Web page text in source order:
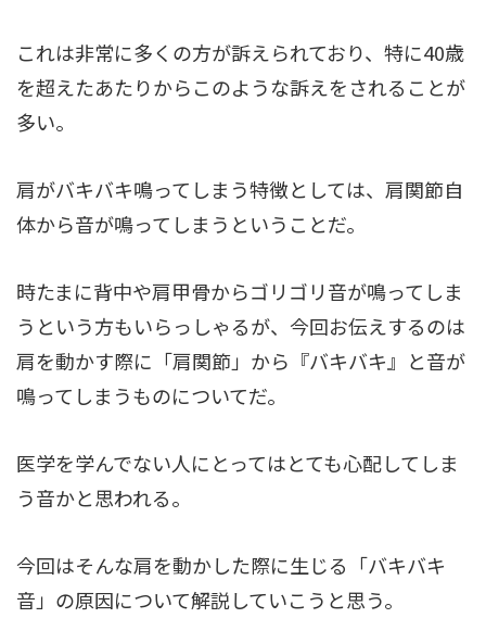
これは非常に多くの方が訴えられており、特に40歳
を超えたあたりからこのような訴えをされることが
多い。
肩がバキバキ鳴ってしまう特徴としては、肩関節自
体から音が鳴ってしまうということだ。
時たまに背中や肩甲骨からゴリゴリ音が鳴ってしま
うという方もいらっしゃるが、今回お伝えするのは
肩を動かす際に「肩関節」から『バキバキ』と音が
鳴ってしまうものについてだ。
医学を学んでない人にとってはとても心配してしま
う音かと思われる。
今回はそんな肩を動かした際に生じる「バキバキ
音」の原因について解説していこうと思う。